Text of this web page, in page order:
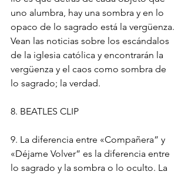
uno alumbra, hay una sombra y en lo
opaco de lo sagrado está la vergüenza.
Vean las noticias sobre los escándalos
de la iglesia católica y encontrarán la
vergüenza y el caos como sombra de
lo sagrado; la verdad.
8. BEATLES CLIP
9. La diferencia entre «Compañera” y
«Déjame Volver” es la diferencia entre
lo sagrado y la sombra o lo oculto. La